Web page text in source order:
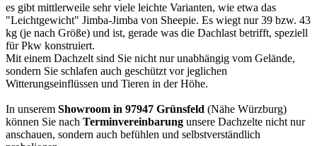
es gibt mittlerweile sehr viele leichte Varianten, wie etwa das
"Leichtgewicht" Jimba-Jimba von Sheepie. Es wiegt nur 39 bzw. 43
kg (je nach Größe) und ist, gerade was die Dachlast betrifft, speziell
für Pkw konstruiert.
Mit einem Dachzelt sind Sie nicht nur unabhängig vom Gelände,
sondern Sie schlafen auch geschützt vor jeglichen
Witterungseinflüssen und Tieren in der Höhe.
In unserem Showroom in 97947 Grünsfeld (Nähe Würzburg)
können Sie nach Terminvereinbarung unsere Dachzelte nicht nur
anschauen, sondern auch befühlen und selbstverständlich